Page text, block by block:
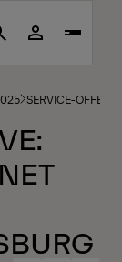
SERVICE-